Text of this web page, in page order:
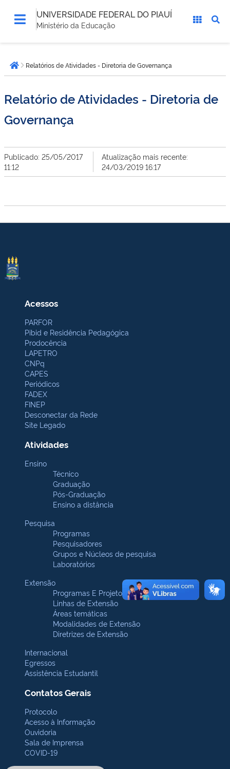
UNIVERSIDADE FEDERAL DO PIAUÍ
Ministério da Educação
está
aqui:Página inicial
Relatórios de Atividades - Diretoria de Governança
Relatório de Atividades - Diretoria de
Governança
Publicado: 25/05/2017
11:12
Atualização mais recente:
24/03/2019 16:17
Acessos
PARFOR
Pibid e Residência Pedagógica
Prodocência
LAPETRO
CNPq
CAPES
Periódicos
FADEX
FINEP
Desconectar da Rede
Site Legado
Atividades
Ensino
Técnico
Graduação
Pós-Graduação
Ensino a distância
Pesquisa
Programas
Pesquisadores
Grupos e Núcleos de pesquisa
Laboratórios
Extensão
Programas E Projetos
Linhas de Extensão
Áreas temáticas
Modalidades de Extensão
Diretrizes de Extensão
Internacional
Egressos
Assistência Estudantil
Contatos Gerais
Protocolo
Acesso à Informação
Ouvidoria
Sala de Imprensa
COVID-19